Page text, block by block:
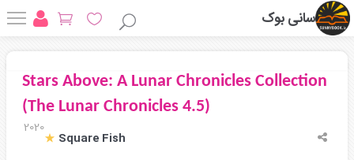
سانی بوک
Stars Above: A Lunar Chronicles Collection
(The Lunar Chronicles 4.5)
2020
Square Fish